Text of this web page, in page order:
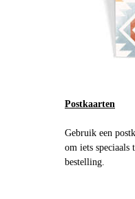
Postkaarten
Gebruik een
om iets speciaals
bestelling.